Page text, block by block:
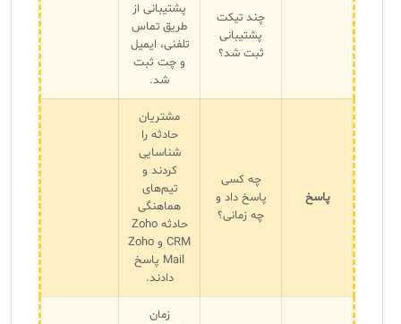
چند تیکت
پشتیبانی
ثبت شد؟
پشتیبانی از
طریق تماس
تلفنی، ایمیل
و چت ثبت
شد.
پاسخ
چه کسی
پاسخ داد و
چه زمانی؟
مشتریان
حادثه را
شناسایی
کردند و
تیم‌های
هماهنگی
حادثه Zoho
CRM و Zoho
Mail پاسخ
دادند.
زمان